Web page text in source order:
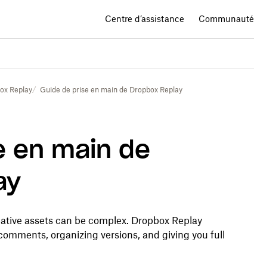
Centre d’assistance Communauté
Replay Guide de prise en main de Dropbox Replay
en main de
assets can be complex. Dropbox Replay
organizing versions, and giving you full